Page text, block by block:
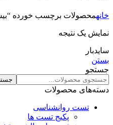
خانهمحصولات برچسب خورده
نمایش یک نتیجه
سایدبار
بستن
جستجو
دسته‌های محصولات
تست روانشناسی
پکیج تست ها